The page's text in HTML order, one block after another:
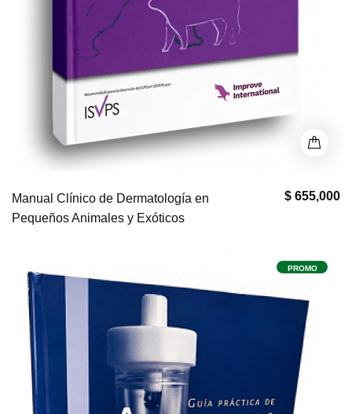
$ 655,000
Manual Clínico de Dermatología en
Pequeños Animales y Exóticos
PROMO